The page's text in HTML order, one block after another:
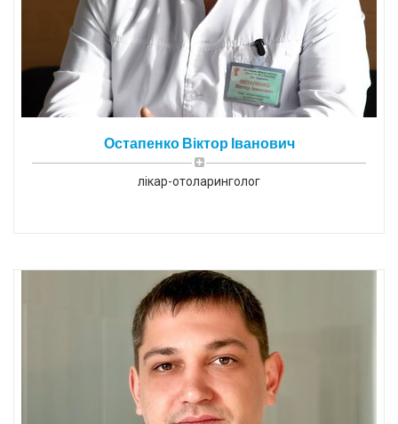
Остапенко Віктор Іванович
лікар-отоларинголог